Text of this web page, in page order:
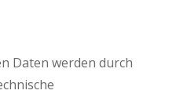
Daten werden durch